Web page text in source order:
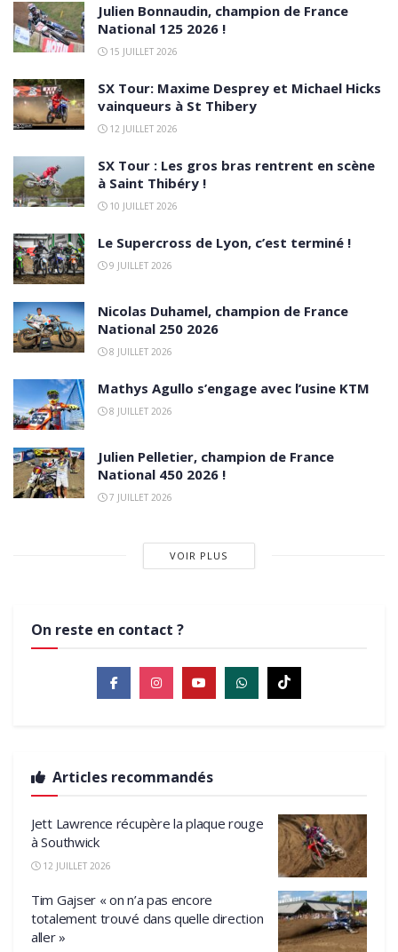
Julien Bonnaudin, champion de France
National 125 2026 !
15 JUILLET 2026
SX Tour: Maxime Desprey et Michael Hicks
vainqueurs à St Thibery
12 JUILLET 2026
SX Tour : Les gros bras rentrent en scène
à Saint Thibéry !
10 JUILLET 2026
Le Supercross de Lyon, c’est terminé !
9 JUILLET 2026
Nicolas Duhamel, champion de France
National 250 2026
8 JUILLET 2026
Mathys Agullo s’engage avec l’usine KTM
8 JUILLET 2026
Julien Pelletier, champion de France
National 450 2026 !
7 JUILLET 2026
VOIR PLUS
On reste en contact ?
Articles recommandés
Jett Lawrence récupère la plaque rouge
à Southwick
12 JUILLET 2026
Tim Gajser « on n’a pas encore
totalement trouvé dans quelle direction
aller »